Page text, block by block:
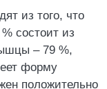
из того, что
состоит из
– 79 %,
форму
положительно